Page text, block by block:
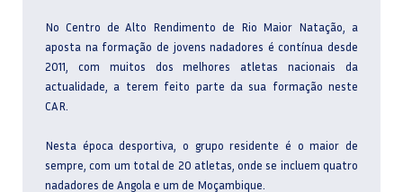
No Centro de Alto Rendimento de Rio Maior Natação, a
aposta na formação de jovens nadadores é contínua desde
2011, com muitos dos melhores atletas nacionais da
actualidade, a terem feito parte da sua formação neste
CAR.
Nesta época desportiva, o grupo residente é o maior de
sempre, com um total de 20 atletas, onde se incluem quatro
nadadores de Angola e um de Moçambique.